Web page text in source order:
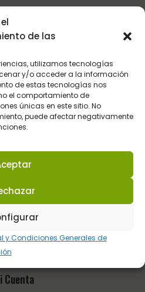
de las
utilizamos tecnologías
y/o acceder a la información
de estas tecnologías nos
el comportamiento de
únicas en este sitio. No
puede afectar negativamente
y Condiciones Generales de
de cookies
y reembolsos
Cuenta